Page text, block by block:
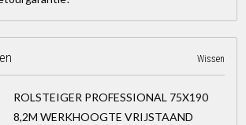
Wissen
ROLSTEIGER PROFESSIONAL 75X190
8,2M WERKHOOGTE VRIJSTAAND